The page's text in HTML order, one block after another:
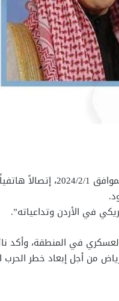
أجرى نائب رئيس مجلس الوزراء وزير الخارجية فؤاد حسين، اليوم الخميس الموافق
في الأردن وتداعياته”.
في المنطقة، وأكد
من أجل إبعاد خطر الحرب